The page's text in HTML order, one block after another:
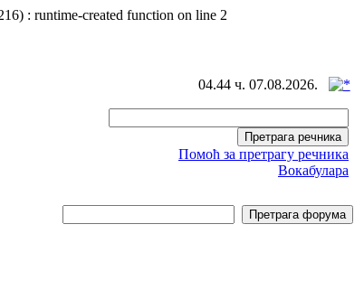
: runtime-created function on line 2
04.44 ч. 07.08.2026.
Помоћ за претрагу речника
Вокабулара